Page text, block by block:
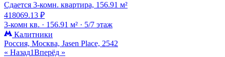
Сдается 3-комн. квартира, 156.91 м²
418069.13 ₽
3-комн кв. · 156.91 м² · 5/7 этаж
Калитники
Россия, Москва, Jasen Place, 2542
« Назад1Вперёд »